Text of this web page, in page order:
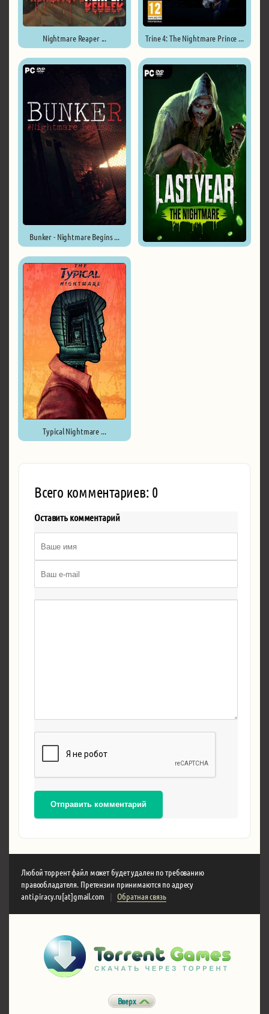
Nightmare Reaper ... Trine 4: The Nightmare Prince ...
Bunker - Nightmare Begins ...
Typical Nightmare ...
Всего комментариев: 0
Оставить комментарий
Отправить комментарий
Любой торрент файл может будет удален по требованию
правообладателя. Претензии принимаются по адресу
anti.piracy.ru[at]gmail.com
| Обратная связь
Вверх